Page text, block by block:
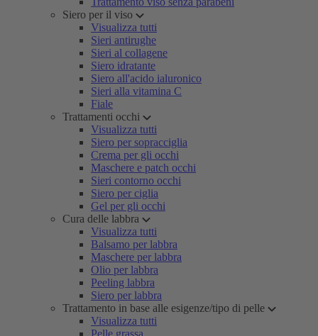
Siero per il viso
Visualizza tutti
Sieri antirughe
Sieri al collagene
Siero idratante
Siero all'acido ialuronico
Sieri alla vitamina C
Fiale
Trattamenti occhi
Visualizza tutti
Siero per sopracciglia
Crema per gli occhi
Maschere e patch occhi
Sieri contorno occhi
Siero per ciglia
Gel per gli occhi
Cura delle labbra
Visualizza tutti
Balsamo per labbra
Maschere per labbra
Olio per labbra
Peeling labbra
Siero per labbra
Trattamento in base alle esigenze/tipo di pelle
Visualizza tutti
Pelle grassa